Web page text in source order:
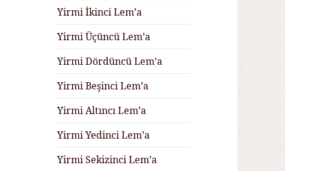
Yirmi İkinci Lem’a
Yirmi Üçüncü Lem’a
Yirmi Dördüncü Lem’a
Yirmi Beşinci Lem’a
Yirmi Altıncı Lem’a
Yirmi Yedinci Lem’a
Yirmi Sekizinci Lem’a